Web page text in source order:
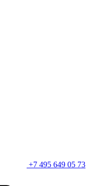
+7 495 649 05 73